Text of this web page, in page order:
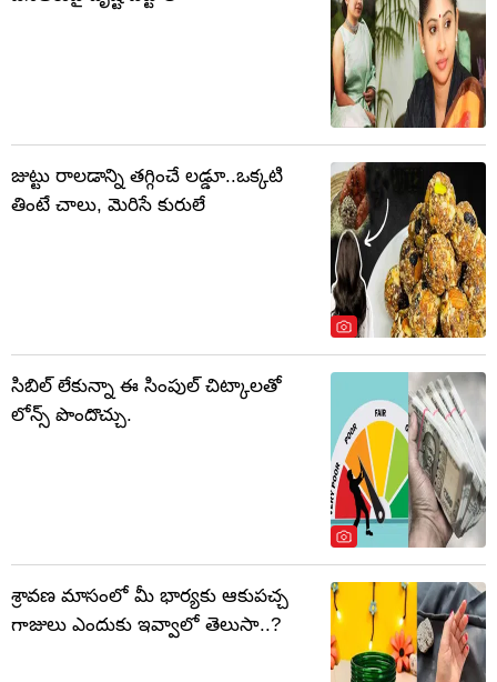
జుట్టు రాలడాన్ని తగ్గించే లడ్డూ..ఒక్కటి
తింటే చాలు, మెరిసే కురులే
సిబిల్ లేకున్నా ఈ సింపుల్ చిట్కాలతో
లోన్స్ పొందొచ్చు.
శ్రావణ మాసంలో మీ భార్యకు ఆకుపచ్చ
గాజులు ఎందుకు ఇవ్వాలో తెలుసా..?